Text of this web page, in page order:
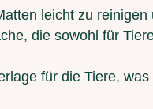
leicht zu
die sowohl für
für die Tiere,